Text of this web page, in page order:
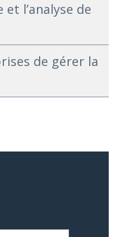
l’analyse de
de gérer la